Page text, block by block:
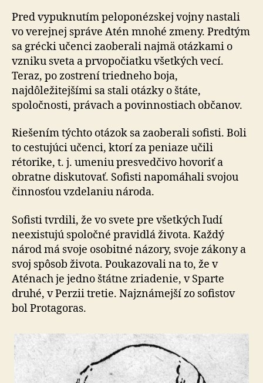
Pred vypuknutím peloponézskej vojny nastali
vo verejnej správe Atén mnohé zmeny. Predtým
sa grécki učenci zaoberali najmä otázkami o
vzniku sveta a prvopočiatku všetkých vecí.
Teraz, po zostrení triedneho boja,
najdôležitejšími sa stali otázky o štáte,
spoločnosti, právach a povinnostiach občanov.
Riešením týchto otázok sa zaoberali sofisti. Boli
to cestujúci učenci, ktorí za peniaze učili
rétorike, t. j. umeniu presvedčivo hovoriť a
obratne diskutovať. Sofisti napomáhali svojou
činnosťou vzdelaniu národa.
Sofisti tvrdili, že vo svete pre všetkých ľudí
neexistujú spoločné pravidlá života. Každý
národ má svoje osobitné názory, svoje zákony a
svoj spôsob života. Poukazovali na to, že v
Aténach je jedno štátne zriadenie, v Sparte
druhé, v Perzii tretie. Najznámejší zo sofistov
bol Protagoras.